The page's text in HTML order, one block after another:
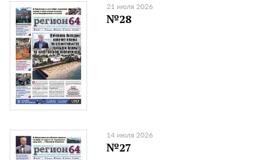
21 июля 2026
№28
14 июля 2026
№27